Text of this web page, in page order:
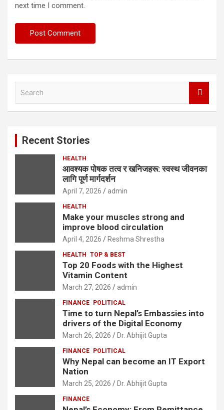
next time I comment.
Recent Stories
HEALTH
आवश्यक पोषक तत्व र खनिजहरू: स्वस्थ जीवनका
लागि पूर्ण मार्गदर्शन
April 7, 2026 admin
HEALTH
Make your muscles strong and
improve blood circulation
April 4, 2026 Reshma Shrestha
HEALTH TOP & BEST
Top 20 Foods with the Highest
Vitamin Content
March 27, 2026 admin
FINANCE POLITICAL
Time to turn Nepal’s Embassies into
drivers of the Digital Economy
March 26, 2026 Dr. Abhijit Gupta
FINANCE POLITICAL
Why Nepal can become an IT Export
Nation
March 25, 2026 Dr. Abhijit Gupta
FINANCE